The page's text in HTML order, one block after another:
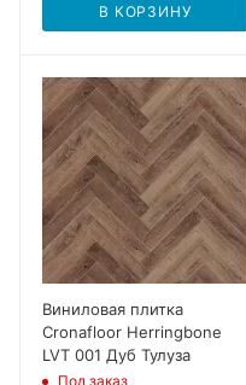
В КОРЗИНУ
Виниловая плитка
Cronafloor Herringbone
LVT 001 Дуб Тулуза
Под заказ